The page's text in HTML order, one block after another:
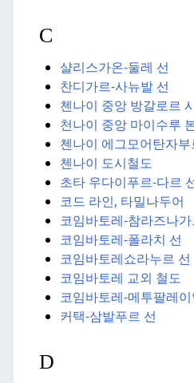
C
샬리스가온-둘레 선
찬디가르-사뉴발 선
첸나이 중앙 방갈로르
천나이 중앙 마이수루
첸나이 에그모어탄자부
첸나이 도시철도
초타 우다이푸르-다르
코드 라인, 타밀나두어
코임바토레-참라즈나가
코임바토레-폴라치 선
코임바토레쇼라누르 선
코임바토레 교외 철도
코임바토레-메투팔레
커택-삼발푸르 선
D